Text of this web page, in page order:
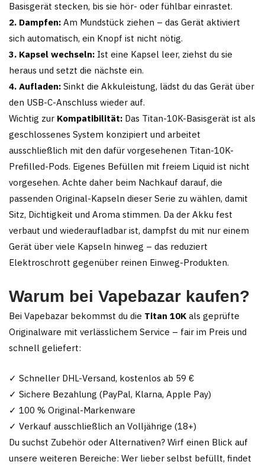
Basisgerät stecken, bis sie hör- oder fühlbar einrastet.
2. Dampfen: Am Mundstück ziehen – das Gerät aktiviert
sich automatisch, ein Knopf ist nicht nötig.
3. Kapsel wechseln: Ist eine Kapsel leer, ziehst du sie
heraus und setzt die nächste ein.
4. Aufladen: Sinkt die Akkuleistung, lädst du das Gerät über
den USB-C-Anschluss wieder auf.
Wichtig zur Kompatibilität: Das Titan-10K-Basisgerät ist als
geschlossenes System konzipiert und arbeitet
ausschließlich mit den dafür vorgesehenen Titan-10K-
Prefilled-Pods. Eigenes Befüllen mit freiem Liquid ist nicht
vorgesehen. Achte daher beim Nachkauf darauf, die
passenden Original-Kapseln dieser Serie zu wählen, damit
Sitz, Dichtigkeit und Aroma stimmen. Da der Akku fest
verbaut und wiederaufladbar ist, dampfst du mit nur einem
Gerät über viele Kapseln hinweg – das reduziert
Elektroschrott gegenüber reinen Einweg-Produkten.
Warum bei Vapebazar kaufen?
Bei Vapebazar bekommst du die Titan 10K als geprüfte
Originalware mit verlässlichem Service – fair im Preis und
schnell geliefert:
✓ Schneller DHL-Versand, kostenlos ab 59 €
✓ Sichere Bezahlung (PayPal, Klarna, Apple Pay)
✓ 100 % Original-Markenware
✓ Verkauf ausschließlich an Volljährige (18+)
Du suchst Zubehör oder Alternativen? Wirf einen Blick auf
unsere weiteren Bereiche: Wer lieber selbst befüllt, findet